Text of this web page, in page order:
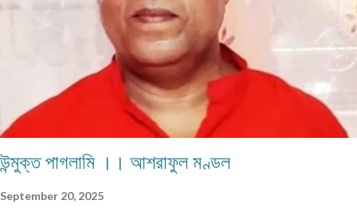
সাবজেক্ট লাইনে লিখবেন 'মুদ্রিত নবপ্রভাত বইমেলা সংখ্যা ২০২৬-এর জন্য'। ২) বানানের দিকে বিশেষ
উন্মুক্ত পাগলামি ।। আশরাফুল মণ্ডল
September 20, 2025